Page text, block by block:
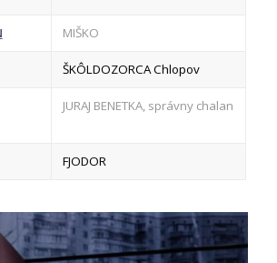
MIŠKO
ŠKÔLDOZORCA Chlopov
JURAJ BENETKA, správny chalan
FJODOR